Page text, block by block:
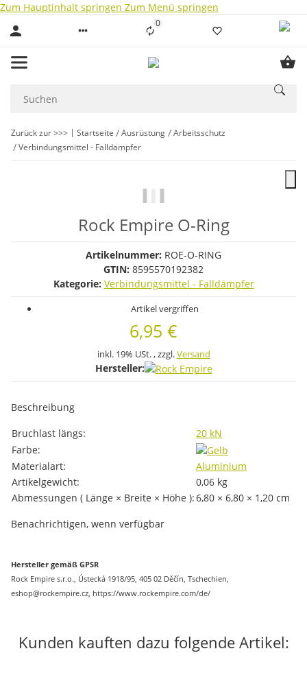
Zum Hauptinhalt springen Zum Menü springen
0Liste ist leer
Zurück zur >>> Startseite Ausrüstung
Arbeitsschutz
Verbindungsmittel - Falldämpfer
Rock Empire O-Ring
Artikelnummer: ROE-O-RING
GTIN: 8595570192382
Kategorie: Verbindungsmittel - Falldämpfer
Artikel vergriffen
6,95 €
inkl. 19% USt. , zzgl.Versand
Hersteller:
Beschreibung
Produkteigenschaft
Wert
Bruchlast längs:
20 kN
Farbe:
Materialart:
Aluminium
Artikelgewicht:
0,06 kg
Abmessungen ( Länge × Breite × Höhe ):6,80 × 6,80 × 1,20 cm
Benachrichtigen, wenn verfügbar
Hersteller gemäß GPSR
Rock Empire s.r.o., Ústecká 1918/95, 405 02 Děčín, Tschechien,
eshop@rockempire.cz, https://www.rockempire.com/de/
Kunden kauften dazu folgende Artikel: